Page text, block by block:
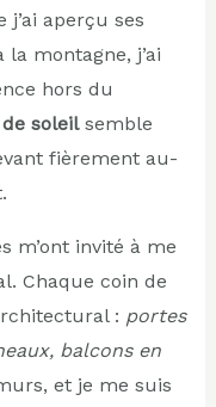
j’ai aperçu ses
montagne, j’ai
hors du
soleilsemble
fièrement au-
m’ont invité à me
Chaque coin de
: portes
balcons en
et je me suis